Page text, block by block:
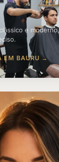
e
EM BAURU